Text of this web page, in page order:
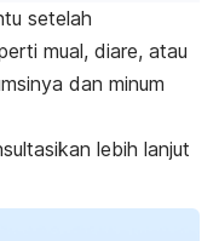
setelah
mual, diare, atau
dan minum
lebih lanjut